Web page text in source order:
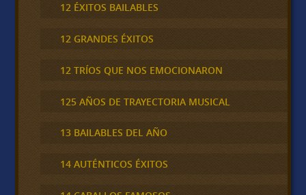
12 ÉXITOS BAILABLES
12 GRANDES ÉXITOS
12 TRÍOS QUE NOS EMOCIONARON
125 AÑOS DE TRAYECTORIA MUSICAL
13 BAILABLES DEL AÑO
14 AUTÉNTICOS ÉXITOS